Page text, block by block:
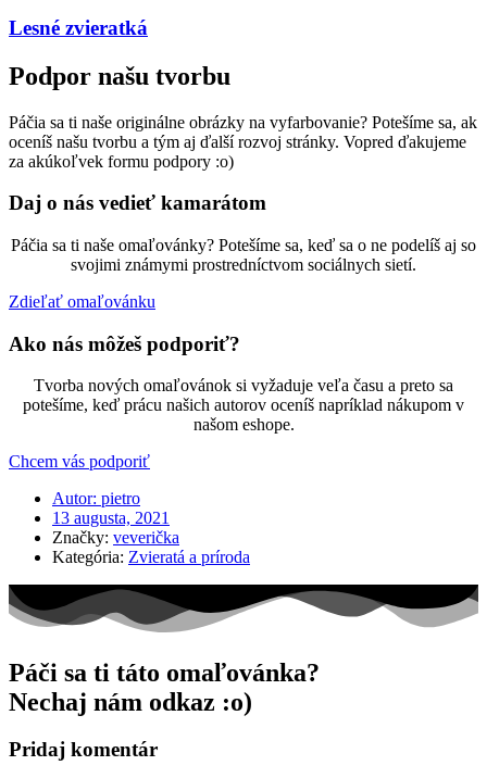
Lesné zvieratká
Podpor našu tvorbu
Páčia sa ti naše originálne obrázky na vyfarbovanie? Potešíme sa, ak
oceníš našu tvorbu a tým aj ďalší rozvoj stránky. Vopred ďakujeme
za akúkoľvek formu podpory :o)
Daj o nás vedieť kamarátom
Páčia sa ti naše omaľovánky? Potešíme sa, keď sa o ne podelíš aj so
svojimi známymi prostredníctvom sociálnych sietí.
Zdieľať omaľovánku
Ako nás môžeš podporiť?
Tvorba nových omaľovánok si vyžaduje veľa času a preto sa
potešíme, keď prácu našich autorov oceníš napríklad nákupom v
našom eshope.
Chcem vás podporiť
Autor: pietro
13 augusta, 2021
Značky: veverička
Kategória: Zvieratá a príroda
Páči sa ti táto omaľovánka?
Nechaj nám odkaz :o)
Pridaj komentár